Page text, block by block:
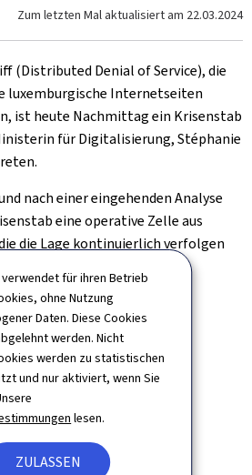
für ihren Betrieb
ohne Nutzung
Daten. Diese Cookies
werden. Nicht
werden zu statistischen
und nur aktiviert, wenn Sie
lesen.
ZULASSEN
Zum letzten Mal aktualisiert am 22.03.2024
(Distributed Denial of Service), die
luxemburgische Internetseiten
ist heute Nachmittag ein Krisenstab
für Digitalisierung, Stéphanie
nach einer eingehenden Analyse
eine operative Zelle aus
die Lage kontinuierlich verfolgen
ergreifen.